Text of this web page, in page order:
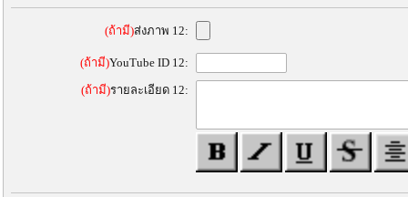
(ถ้ามี)ส่งภาพ 12:
(ถ้ามี)YouTube ID 12:
(ถ้ามี)รายละเอียด 12: